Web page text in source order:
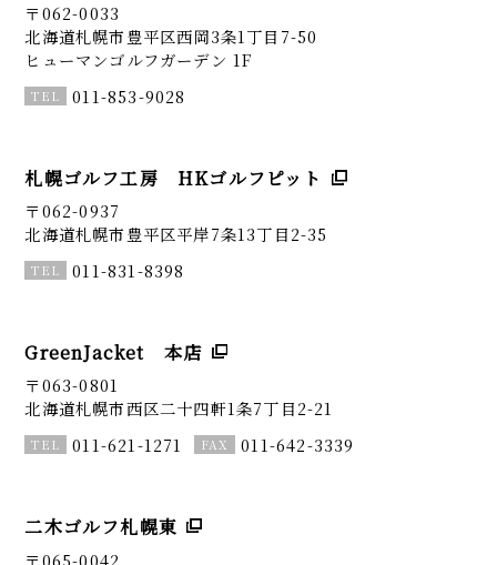
〒062-0033
北海道札幌市豊平区西岡3条1丁目7-50
ヒューマンゴルフガーデン 1F
011-853-9028
札幌ゴルフ工房 HKゴルフピット
〒062-0937
北海道札幌市豊平区平岸7条13丁目2-35
011-831-8398
GreenJacket 本店
〒063-0801
北海道札幌市西区二十四軒1条7丁目2-21
011-621-1271
011-642-3339
二木ゴルフ札幌東
〒065-0042